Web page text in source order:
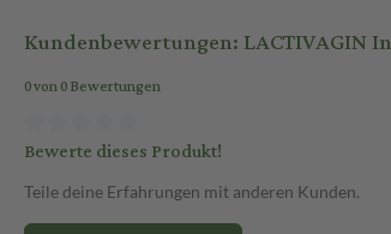
Kundenbewertungen: LACTIVAGIN
0 von 0 Bewertungen
Bewerte dieses Produkt!
Teile deine Erfahrungen mit anderen Kunden.